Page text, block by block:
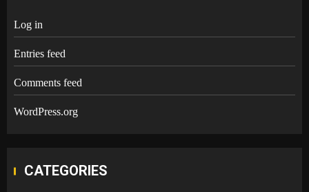
Log in
Entries feed
Comments feed
WordPress.org
CATEGORIES